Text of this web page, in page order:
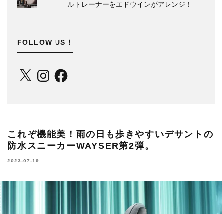
ルトレーナーをエドウインがアレンジ！
FOLLOW US！
X InstagramFacebook
これぞ機能美！雨の日も歩きやすいデサントの
防水スニーカーWAYSER第2弾。
2023-07-19